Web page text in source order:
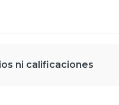
ni calificaciones